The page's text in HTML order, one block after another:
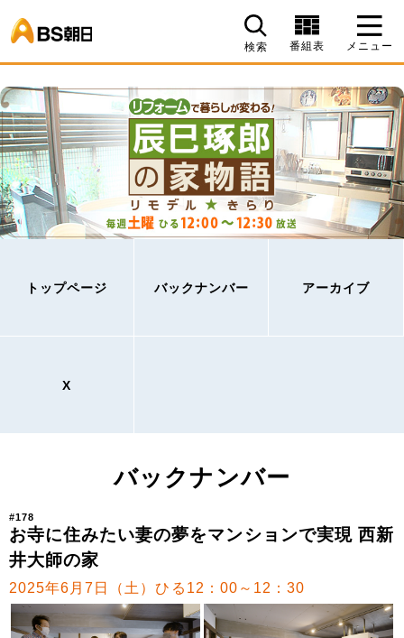
検索 番組表 メニュー
トップページ バックナンバー アーカイブ
X
バックナンバー
#178
お寺に住みたい妻の夢をマンションで実現 西新
井大師の家
2025年6月7日（土）ひる12：00～12：30